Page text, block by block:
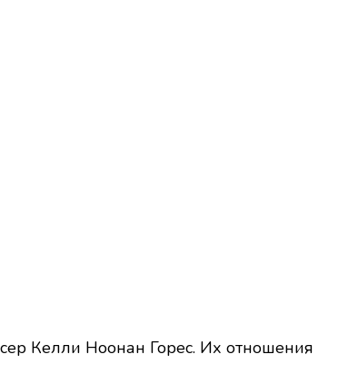
Келли Ноонан Горес. Их отношения